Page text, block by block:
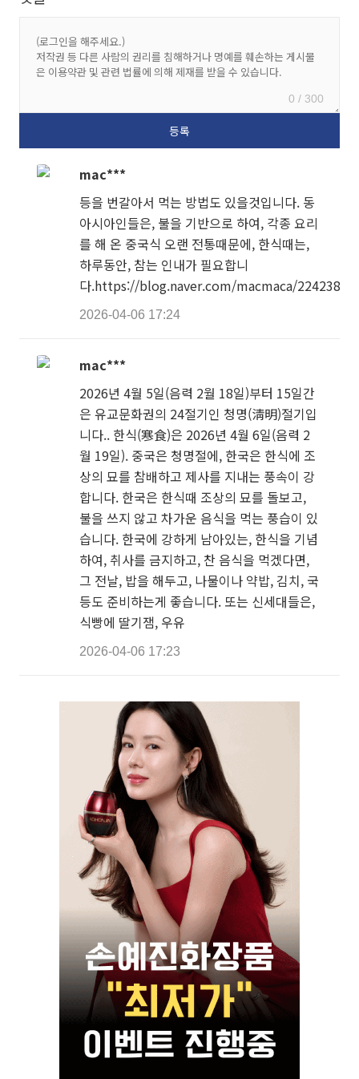
0 / 300
mac***
등을 번갈아서 먹는 방법도 있을것입니다. 동
아시아인들은, 불을 기반으로 하여, 각종 요리
를 해 온 중국식 오랜 전통때문에, 한식때는,
하루동안, 참는 인내가 필요합니
다.https://blog.naver.com/macmaca/
2026-04-06 17:24
mac***
2026년 4월 5일(음력 2월 18일)부터 15일간
은 유교문화권의 24절기인 청명(淸明)절기입
니다.. 한식(寒食)은 2026년 4월 6일(음력 2
월 19일). 중국은 청명절에, 한국은 한식에 조
상의 묘를 참배하고 제사를 지내는 풍속이 강
합니다. 한국은 한식때 조상의 묘를 돌보고,
불을 쓰지 않고 차가운 음식을 먹는 풍습이 있
습니다. 한국에 강하게 남아있는, 한식을 기념
하여, 취사를 금지하고, 찬 음식을 먹겠다면,
그 전날, 밥을 해두고, 나물이나 약밥, 김치, 국
등도 준비하는게 좋습니다. 또는 신세대들은,
식빵에 딸기잼, 우유
2026-04-06 17:23